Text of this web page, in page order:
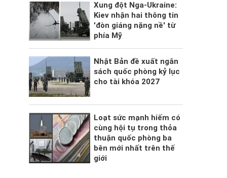
Xung đột Nga-Ukraine:
Kiev nhận hai thông tin
'đòn giáng nặng nề' từ
phía Mỹ
Nhật Bản đề xuất ngân
sách quốc phòng kỷ lục
cho tài khóa 2027
Loạt sức mạnh hiếm có
cùng hội tụ trong thỏa
thuận quốc phòng ba
bên mới nhất trên thế
giới